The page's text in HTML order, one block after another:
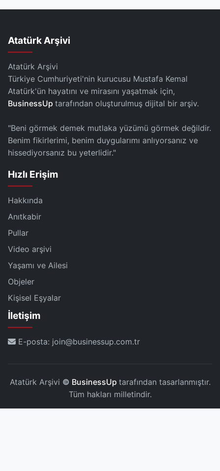
Atatürk Arşivi
Atatürk Arşivi
Türkiye Cumhuriyeti'nin kurucusu Mustafa Kemal
Atatürk'ün hayatını ve mirasını yaşatmak için,
BusinessUp tarafından oluşturulmuş dijital bir arşiv.
"Beni görmek demek mutlaka yüzümü görmek değildir.
Benim fikirlerimi, benim duygularımı anlıyorsanız ve
hissediyorsanız bu yeterlidir."
Hızlı Erişim
Hakkında
Anıtkabir
Pullar
Video arşivi
Yaşamı ve Ailesi
Objeler
Kişisel Eşyalar
İletişim
E-posta: join@businessup.com.tr
Atatürk Arşivi © BusinessUp tarafından tasarlanmıştır.
Tüm hakları milletindir.